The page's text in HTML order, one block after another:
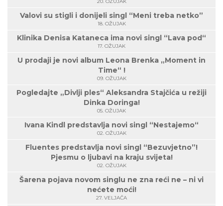
20. OŽUJAK
Valovi su stigli i donijeli singl “Meni treba netko”
18. OŽUJAK
Klinika Denisa Kataneca ima novi singl “Lava pod“
17. OŽUJAK
U prodaji je novi album Leona Brenka „Moment in
Time“ !
09. OŽUJAK
Pogledajte „Divlji ples“ Aleksandra Stajčića u režiji
Dinka Doringa!
05. OŽUJAK
Ivana Kindl predstavlja novi singl “Nestajemo“
02. OŽUJAK
Fluentes predstavlja novi singl “Bezuvjetno”!
Pjesmu o ljubavi na kraju svijeta!
02. OŽUJAK
Šarena pojava novom singlu ne zna reći ne – ni vi
nećete moći!
27. VELJAČA